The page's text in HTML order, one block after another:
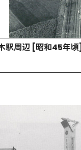
駅周辺 [昭和45年頃]